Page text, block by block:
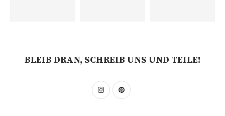
BLEIB DRAN, SCHREIB UNS UND TEILE!